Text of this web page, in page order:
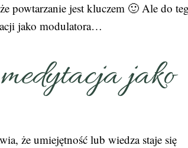
powtarzanie jest kluczem 🙂 Ale do
jako modulatora…
jako
że umiejętność lub wiedza staje się